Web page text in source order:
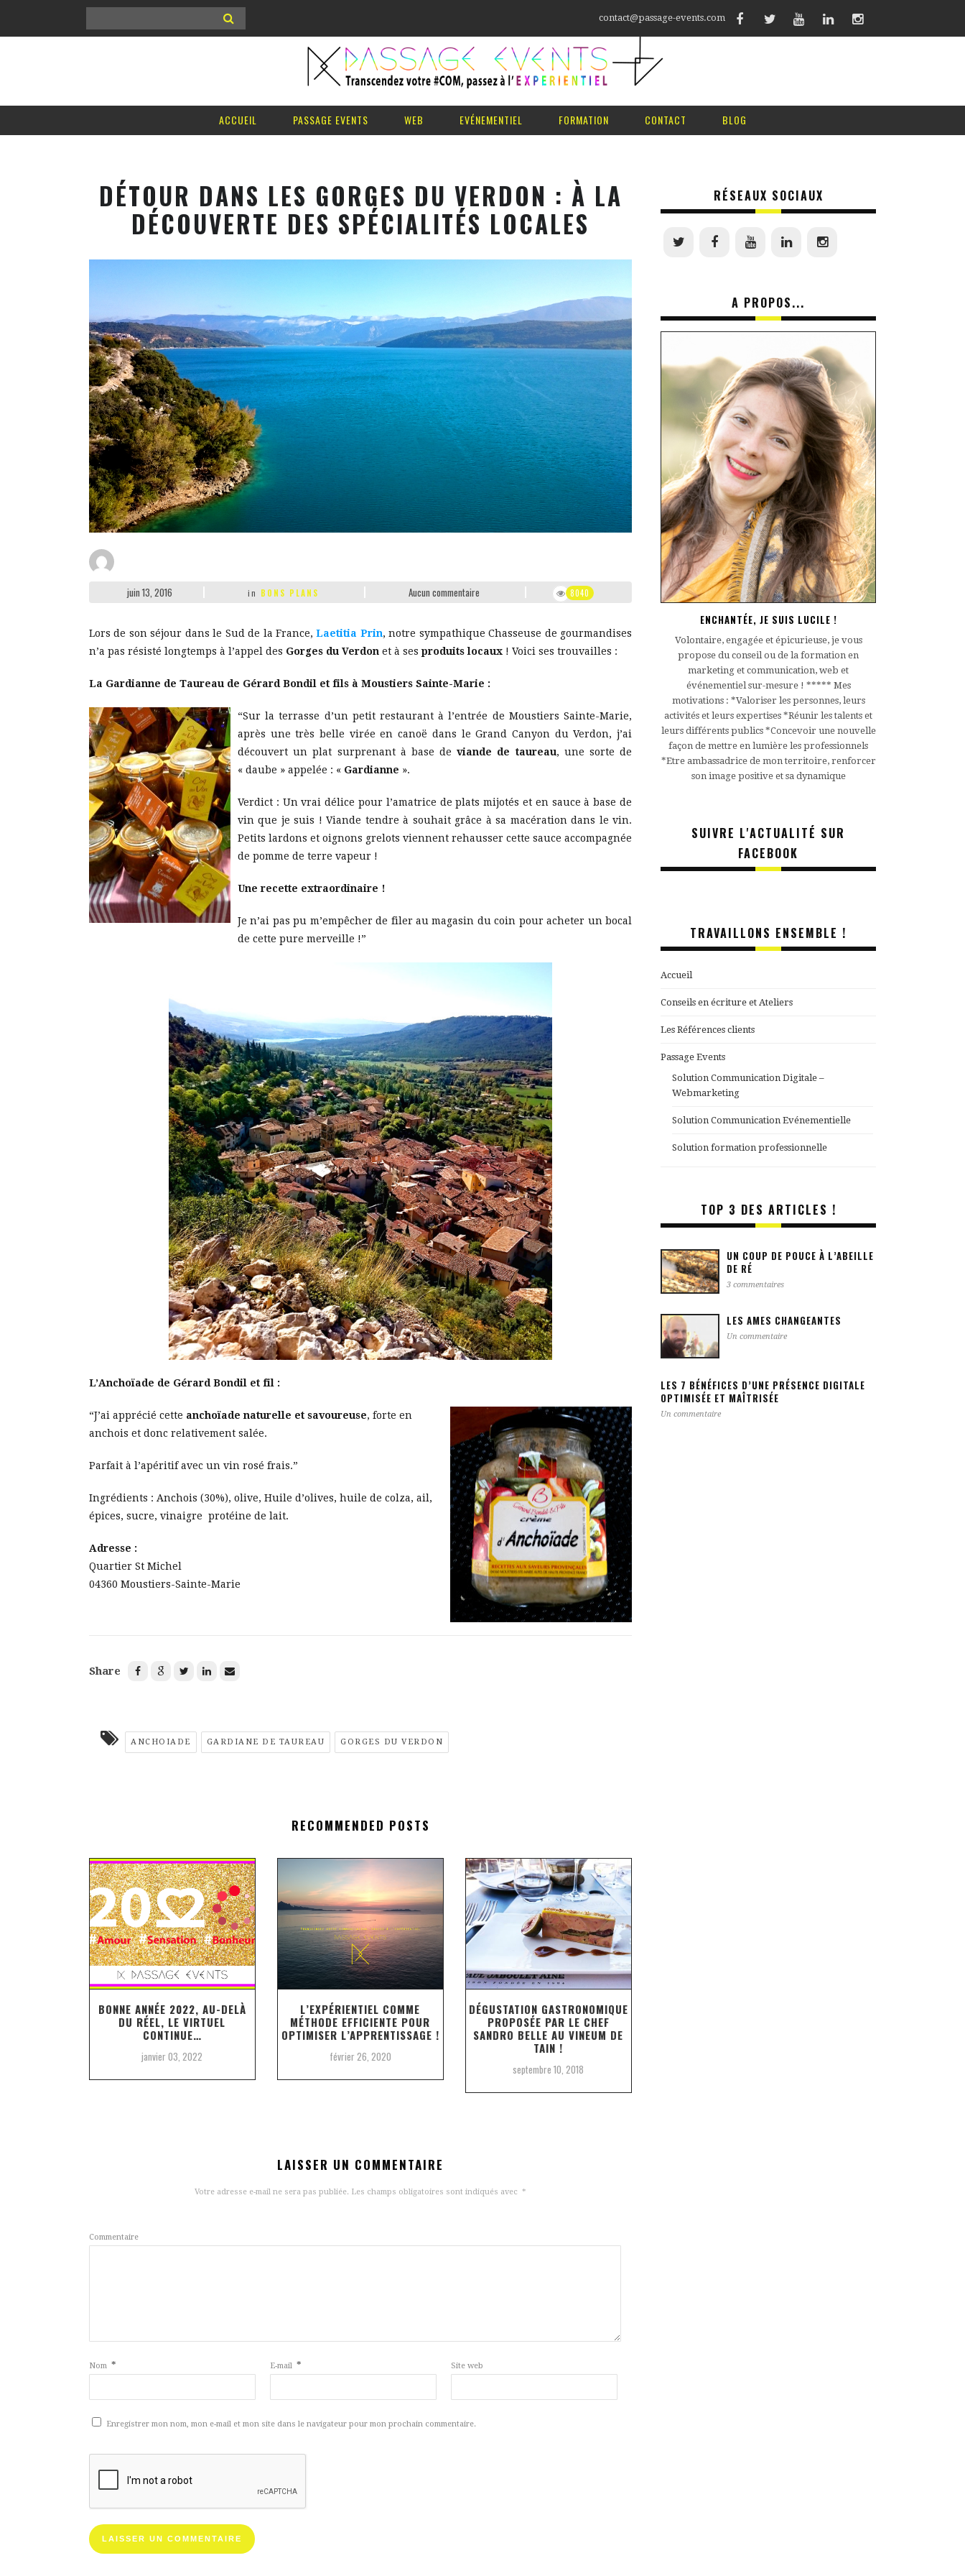
contact@passage-events.com
ACCUEIL PASSAGE EVENTS WEB EVÉNEMENTIEL FORMATION CONTACT BLOG
DÉTOUR DANS LES GORGES DU VERDON : À LA
DÉCOUVERTE DES SPÉCIALITÉS LOCALES
juin 13, 2016 in BONS PLANS Aucun commentaire 8040
Lors de son séjour dans le Sud de la France,Laetitia Prin, notre sympathique Chasseuse de gourmandises
n’a pas résisté longtemps à l’appel des Gorges du Verdon et à ses produits locaux ! Voici ses trouvailles :
La Gardianne de Taureau de Gérard Bondil et fils à Moustiers Sainte-Marie :
“Sur la terrasse d’un petit restaurant à l’entrée de Moustiers Sainte-Marie,
après une très belle virée en canoë dans le Grand Canyon du Verdon, j’ai
découvert un plat surprenant à base deviande de taureau, une sorte de
« daube » appelée : « Gardianne ».
Verdict : Un vrai délice pour l’amatrice de plats mijotés et en sauce à base de
vin que je suis ! Viande tendre à souhait grâce à sa macération dans le vin.
Petits lardons et oignons grelots viennent rehausser cette sauce accompagnée
de pomme de terre vapeur !
Une recette extraordinaire !
Je n’ai pas pu m’empêcher de filer au magasin du coin pour acheter un bocal
de cette pure merveille !”
L’Anchoïade de Gérard Bondil et fil :
“J’ai apprécié cette anchoïade naturelle et savoureuse, forte en
anchois et donc relativement salée.
Parfait à l’apéritif avec un vin rosé frais.”
Ingrédients : Anchois (30%), olive, Huile d’olives, huile de colza, ail,
épices, sucre, vinaigre protéine de lait.
Adresse :
Quartier St Michel
04360 Moustiers-Sainte-Marie
Share
ANCHOIADE GARDIANE DE TAUREAU GORGES DU VERDON
RECOMMENDED POSTS
BONNE ANNÉE 2022, AU-DELÀ
DU RÉEL, LE VIRTUEL
CONTINUE…
janvier 03, 2022
L’EXPÉRIENTIEL COMME
MÉTHODE EFFICIENTE POUR
OPTIMISER L’APPRENTISSAGE !
février 26, 2020
DÉGUSTATION GASTRONOMIQUE
PROPOSÉE PAR LE CHEF
SANDRO BELLE AU VINEUM DE
TAIN !
septembre 10, 2018
LAISSER UN COMMENTAIRE
Votre adresse e-mail ne sera pas publiée. Les champs obligatoires sont indiqués avec *
Commentaire
Nom * E-mail * Site web
Enregistrer mon nom, mon e-mail et mon site dans le navigateur pour mon prochain commentaire.
RÉSEAUX SOCIAUX
A PROPOS...
ENCHANTÉE, JE SUIS LUCILE !
Volontaire, engagée et épicurieuse, je vous
propose du conseil ou de la formation en
marketing et communication, web et
événementiel sur-mesure ! ***** Mes
motivations : *Valoriser les personnes, leurs
activités et leurs expertises *Réunir les talents et
leurs différents publics *Concevoir une nouvelle
façon de mettre en lumière les professionnels
*Etre ambassadrice de mon territoire, renforcer
son image positive et sa dynamique
SUIVRE L'ACTUALITÉ SUR
FACEBOOK
TRAVAILLONS ENSEMBLE !
Accueil
Conseils en écriture et Ateliers
Les Références clients
Passage Events
Solution Communication Digitale –
Webmarketing
Solution Communication Evénementielle
Solution formation professionnelle
TOP 3 DES ARTICLES !
UN COUP DE POUCE À L’ABEILLE
DE RÉ
3 commentaires
LES AMES CHANGEANTES
Un commentaire
LES 7 BÉNÉFICES D’UNE PRÉSENCE DIGITALE
OPTIMISÉE ET MAÎTRISÉE
Un commentaire